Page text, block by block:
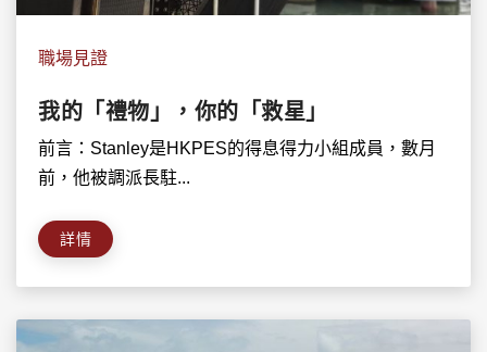
職場見證
我的「禮物」，你的「救星」
前言：Stanley是HKPES的得息得力小組成員，數月
前，他被調派長駐...
詳情